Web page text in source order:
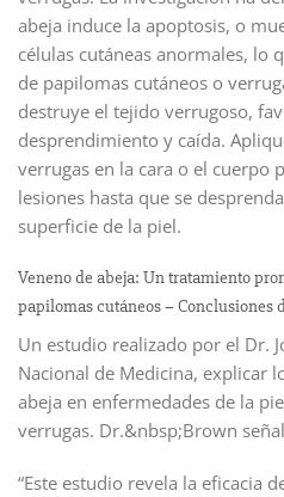
abeja induce la apoptosis, o
células cutáneas anormales, lo
de papilomas cutáneos o
destruye el tejido verrugoso,
desprendimiento y caída.
verrugas en la cara o el cuerpo
lesiones hasta que se
superficie de la piel.
Veneno de abeja: Un tratamiento
papilomas cutáneos – Conclusiones
Un estudio realizado por el Dr.
Nacional de Medicina, explicar
abeja en enfermedades de la
verrugas. Dr.&nbsp;Brown
“Este estudio revela la eficacia